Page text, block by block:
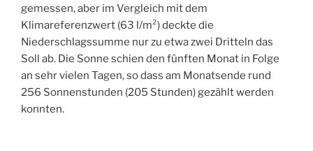
gemessen, aber im Vergleich mit dem
Klimareferenzwert (63 l/m²) deckte die
Niederschlagssumme nur zu etwa zwei Dritteln das
Soll ab. Die Sonne schien den fünften Monat in Folge
an sehr vielen Tagen, so dass am Monatsende rund
256 Sonnenstunden (205 Stunden) gezählt werden
konnten.